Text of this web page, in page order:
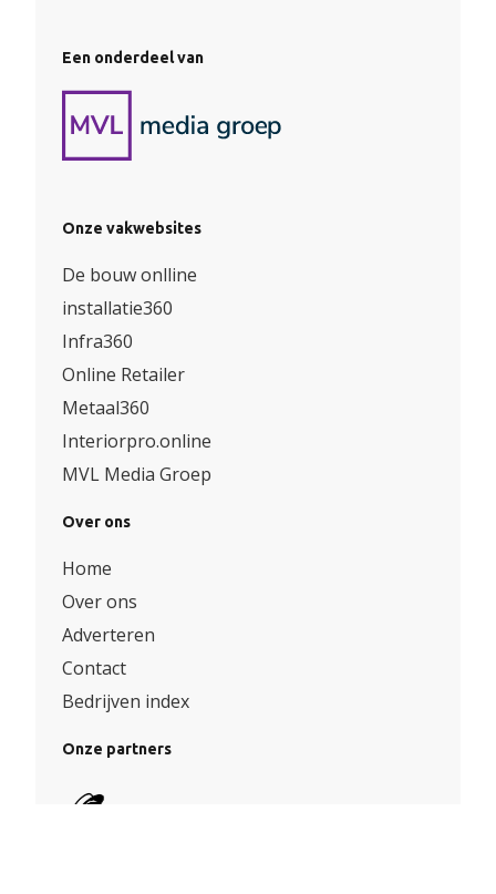
Een onderdeel van
Onze vakwebsites
De bouw onlline
installatie360
Infra360
Online Retailer
Metaal360
Interiorpro.online
MVL Media Groep
Over ons
Home
Over ons
Adverteren
Contact
Bedrijven index
Onze partners